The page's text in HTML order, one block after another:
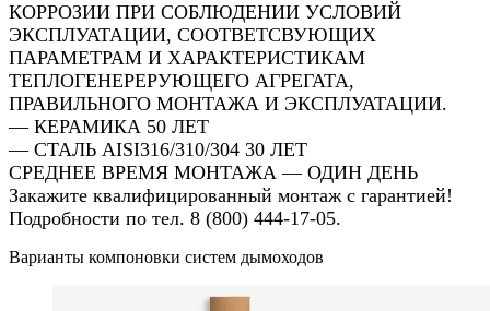
КОРРОЗИИ ПРИ СОБЛЮДЕНИИ УСЛОВИЙ
ЭКСПЛУАТАЦИИ, СООТВЕТСВУЮЩИХ
ПАРАМЕТРАМ И ХАРАКТЕРИСТИКАМ
ТЕПЛОГЕНЕРЕРУЮЩЕГО АГРЕГАТА,
ПРАВИЛЬНОГО МОНТАЖА И ЭКСПЛУАТАЦИИ.
— КЕРАМИКА 50 ЛЕТ
— СТАЛЬ AISI316/310/304 30 ЛЕТ
СРЕДНЕЕ ВРЕМЯ МОНТАЖА — ОДИН ДЕНЬ
Закажите квалифицированный монтаж с гарантией!
Подробности по тел. 8 (800) 444-17-05.
Варианты компоновки систем дымоходов